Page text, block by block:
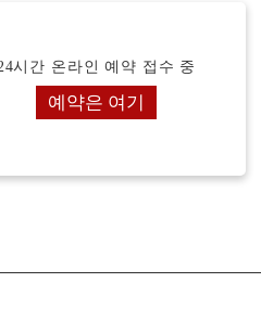
시간 온라인 예약 접수 중
예약은 여기